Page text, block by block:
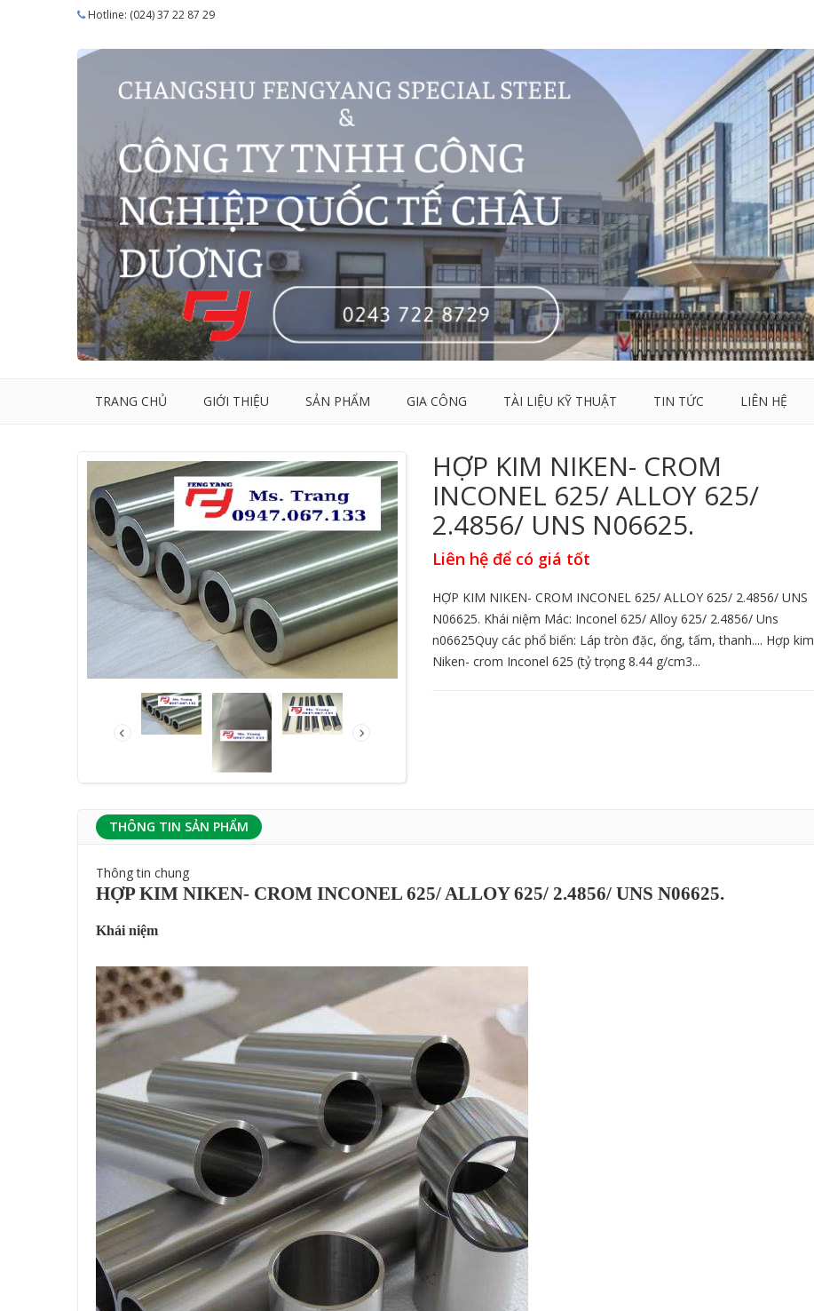
Hotline: (024) 37 22 87 29
TRANG CHỦ GIỚI THIỆU SẢN PHẨM GIA CÔNG TÀI LIỆU KỸ THUẬT TIN TỨC LIÊN HỆ
HỢP KIM NIKEN- CROM
INCONEL 625/ ALLOY 625/
2.4856/ UNS N06625.
Liên hệ để có giá tốt
HỢP KIM NIKEN- CROM INCONEL 625/ ALLOY 625/ 2.4856/ UNS
N06625. Khái niệm Mác: Inconel 625/ Alloy 625/ 2.4856/ Uns
n06625Quy các phổ biến: Láp tròn đặc, ống, tấm, thanh.... Hợp kim
Niken- crom Inconel 625 (tỷ trọng 8.44 g/cm3...
THÔNG TIN SẢN PHẨM
Thông tin chung
HỢP KIM NIKEN- CROM INCONEL 625/ ALLOY 625/ 2.4856/ UNS N06625.
Khái niệm